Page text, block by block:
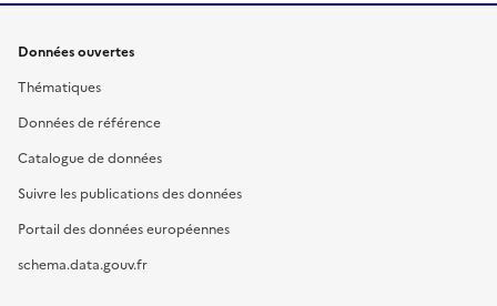
Données ouvertes
Thématiques
Données de référence
Catalogue de données
Suivre les publications des données
Portail des données européennes
schema.data.gouv.fr